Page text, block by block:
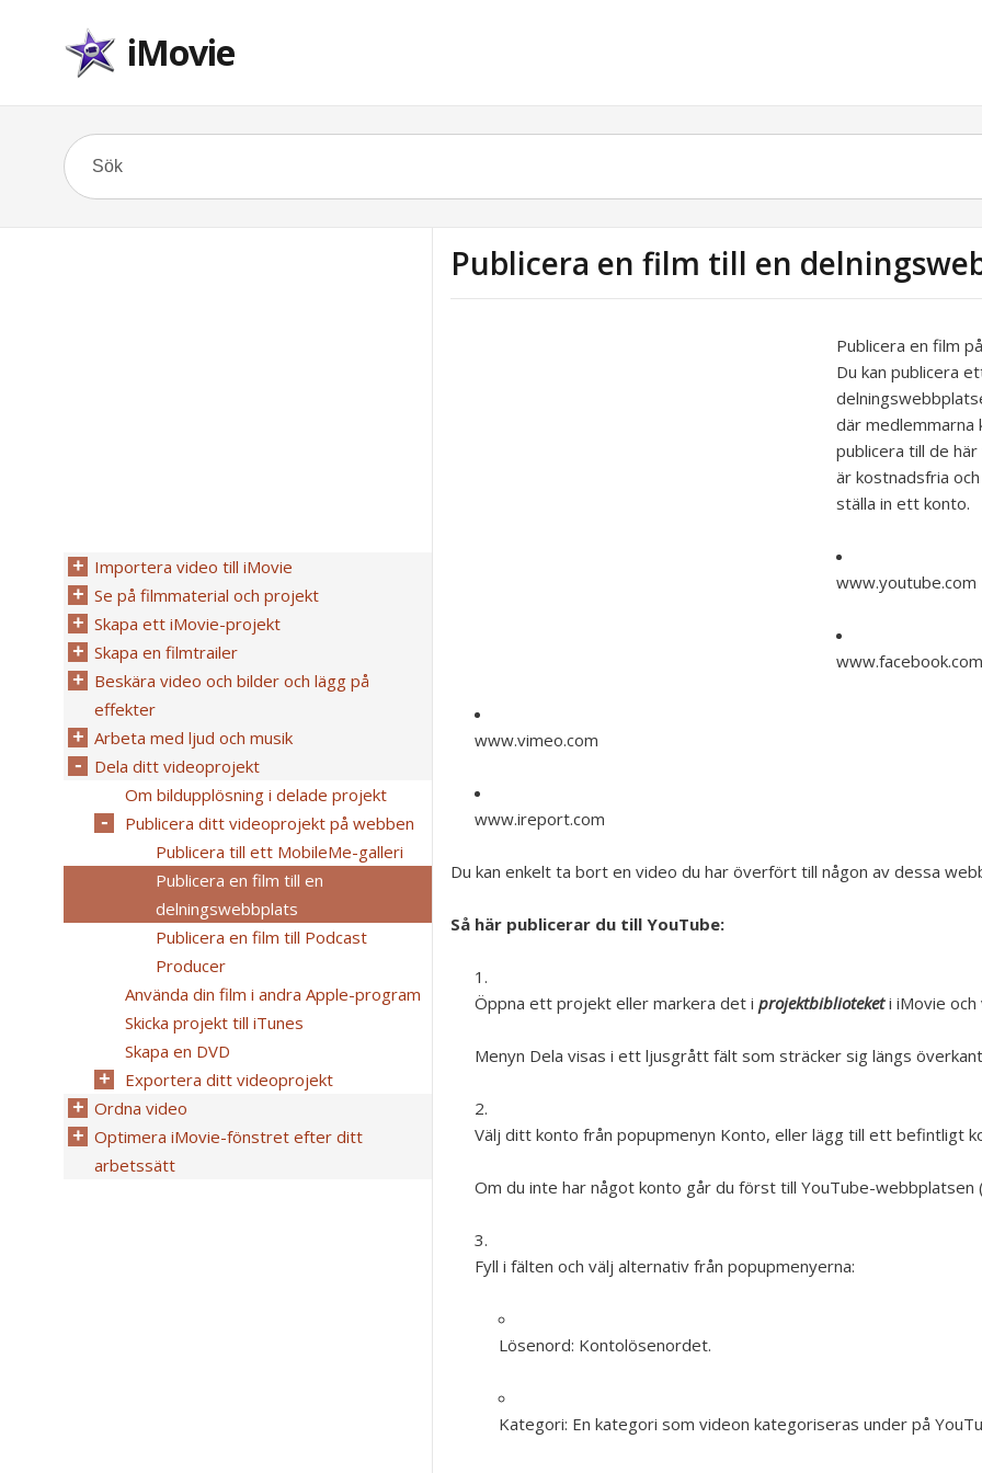
iMovie
Publicera en film till en
Publicera en film
Du kan publicera
där medlemmarna
publicera till de
är kostnadsfria
ställa in ett konto.
www.youtube.com
www.facebook.com
www.vimeo.com
www.ireport.com
Du kan enkelt ta bort en video du har överfört till någon av dessa
Så här publicerar du till YouTube:
Öppna ett projekt eller markera det i projektbiblioteketi iMovie och
Menyn Dela visas i ett ljusgrått fält som sträcker sig längs
Välj ditt konto från popupmenyn Konto, eller lägg till ett befintligt
Om du inte har något konto går du först till YouTube-webbplatsen
Fyll i fälten och välj alternativ från popupmenyerna:
Lösenord: Kontolösenordet.
Kategori: En kategori som videon kategoriseras under på
Importera video till iMovie
Se på filmmaterial och projekt
Skapa ett iMovie-projekt
Skapa en filmtrailer
Beskära video och bilder och lägg på
effekter
Arbeta med ljud och musik
Dela ditt videoprojekt
Om bildupplösning i delade projekt
Publicera ditt videoprojekt på webben
Publicera till ett MobileMe-galleri
Publicera en film till en
delningswebbplats
Publicera en film till Podcast
Producer
Använda din film i andra Apple-program
Skicka projekt till iTunes
Skapa en DVD
Exportera ditt videoprojekt
Ordna video
Optimera iMovie-fönstret efter ditt
arbetssätt